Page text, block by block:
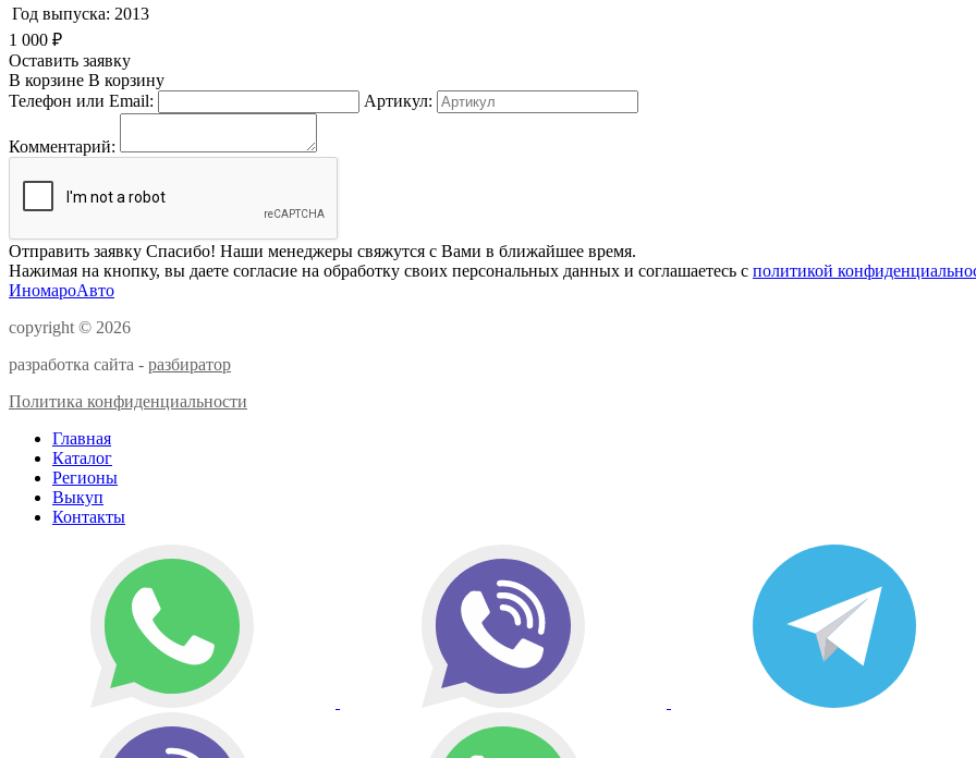
Год выпуска: 2013
1 000 ₽
Оставить заявку
В корзине В корзину
Телефон или Email:
Артикул:
Комментарий:
Отправить заявку Спасибо! Наши менеджеры свяжутся с Вами в ближайшее время.
Нажимая на кнопку, вы даете согласие на обработку своих персональных данных и соглашаетесь с политикой
ИномароАвто
copyright © 2026
разработка сайта - разбиратор
Политика конфиденциальности
Главная
Каталог
Регионы
Выкуп
Контакты